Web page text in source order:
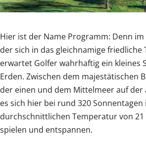
Hier ist der Name Programm: Denn im
der sich in das gleichnamige friedliche
erwartet Golfer wahrhaftig ein kleines
Erden. Zwischen dem majestätischen
der einen und dem Mittelmeer auf der
es sich hier bei rund 320
durchschnittlichen Temperatur von
spielen und entspannen.